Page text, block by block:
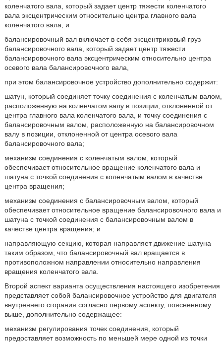
коленчатого вала, который задает центр тяжести коленчатого
вала эксцентрическим относительно центра главного вала
коленчатого вала, и
балансировочный вал включает в себя эксцентриковый груз
балансировочного вала, который задает центр тяжести
балансировочного вала эксцентрическим относительно центра
осевого вала балансировочного вала,
при этом балансировочное устройство дополнительно содержит:
шатун, который соединяет точку соединения с коленчатым валом,
расположенную на коленчатом валу в позиции, отклоненной от
центра главного вала коленчатого вала, и точку соединения с
балансировочным валом, расположенную на балансировочном
валу в позиции, отклоненной от центра осевого вала
балансировочного вала;
механизм соединения с коленчатым валом, который
обеспечивает относительное вращение коленчатого вала и
шатуна с точкой соединения с коленчатым валом в качестве
центра вращения;
механизм соединения с балансировочным валом, который
обеспечивает относительное вращение балансировочного вала и
шатуна с точкой соединения с балансировочным валом в
качестве центра вращения; и
направляющую секцию, которая направляет движение шатуна
таким образом, что балансировочный вал вращается в
противоположном направлении относительно направления
вращения коленчатого вала.
Второй аспект варианта осуществления настоящего изобретения
представляет собой балансировочное устройство для двигателя
внутреннего сгорания согласно первому аспекту, поясненному
выше, дополнительно содержащее:
механизм регулирования точек соединения, который
предоставляет возможность по меньшей мере одной из точки